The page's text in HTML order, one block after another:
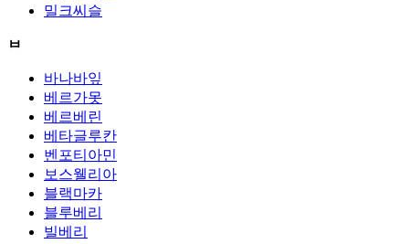
밀크씨슬
ㅂ
바나바잎
베르가못
베르베린
베타글루칸
벤포티아민
보스웰리아
블랙마카
블루베리
빌베리